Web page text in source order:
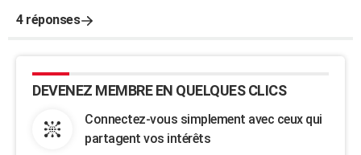
4 réponses
DEVENEZ MEMBRE EN QUELQUES CLICS
Connectez-vous simplement avec ceux qui
partagent vos intérêts